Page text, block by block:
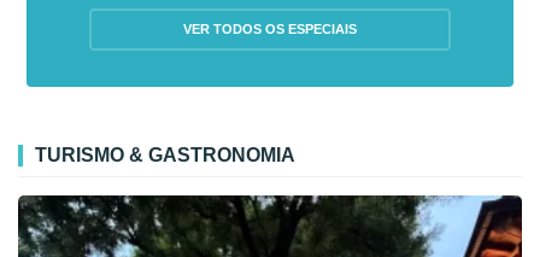
VER TODOS OS ESPECIAIS
TURISMO & GASTRONOMIA